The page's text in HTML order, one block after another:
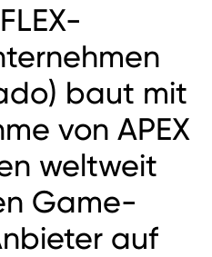
baut mit
von APEX
weltweit
Game-
auf